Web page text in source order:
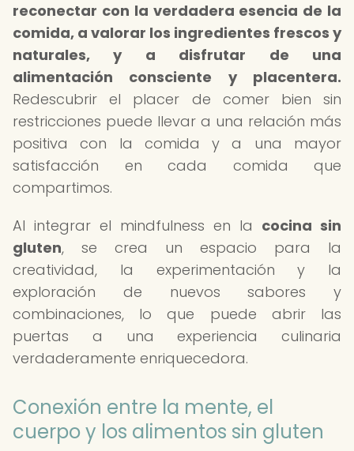
reconectar con la verdadera esencia de la
comida, a valorar los ingredientes frescos y
naturales, y a disfrutar de una
alimentación consciente y placentera.
Redescubrir el placer de comer bien sin
restricciones puede llevar a una relación más
positiva con la comida y a una mayor
satisfacción en cada comida que
compartimos.
Al integrar el mindfulness en la cocina sin
gluten, se crea un espacio para la
creatividad, la experimentación y la
exploración de nuevos sabores y
combinaciones, lo que puede abrir las
puertas a una experiencia culinaria
verdaderamente enriquecedora.
Conexión entre la mente, el
cuerpo y los alimentos sin gluten